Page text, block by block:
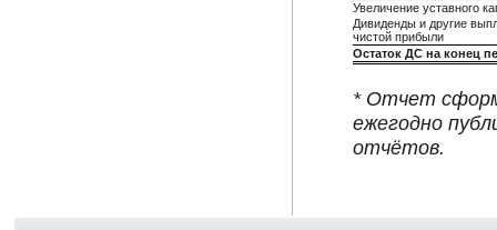
Увеличение уставного
Дивиденды и другие
чистой прибыли
Остаток ДС на конец
* Отчет
ежегодно
отчётов.